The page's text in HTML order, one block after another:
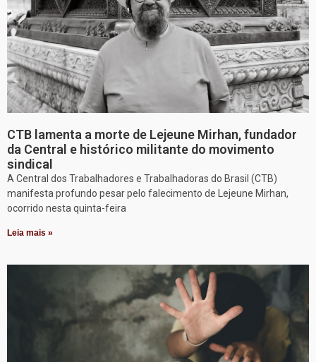
CTB lamenta a morte de Lejeune Mirhan, fundador
da Central e histórico militante do movimento
sindical
A Central dos Trabalhadores e Trabalhadoras do Brasil (CTB)
manifesta profundo pesar pelo falecimento de Lejeune Mirhan,
ocorrido nesta quinta-feira
Leia mais »